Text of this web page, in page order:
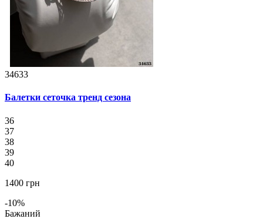
34633
Балетки сеточка тренд сезона
36
37
38
39
40
1400 грн
-10%
Бажаний